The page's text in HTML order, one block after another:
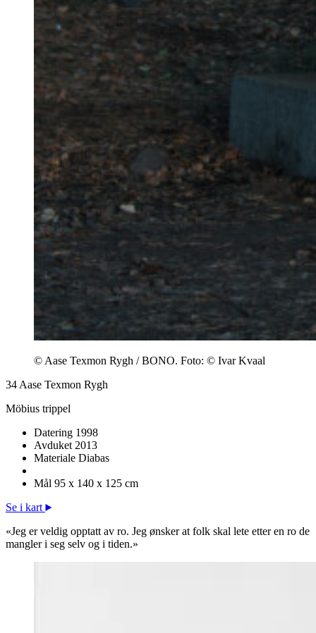
© Aase Texmon Rygh / BONO. Foto: © Ivar Kvaal
34 Aase Texmon Rygh
Möbius trippel
Datering 1998
Avduket 2013
Materiale Diabas
Mål 95 x 140 x 125 cm
Se i kart
«Jeg er veldig opptatt av ro. Jeg ønsker at folk skal lete etter en ro de
mangler i seg selv og i tiden.»